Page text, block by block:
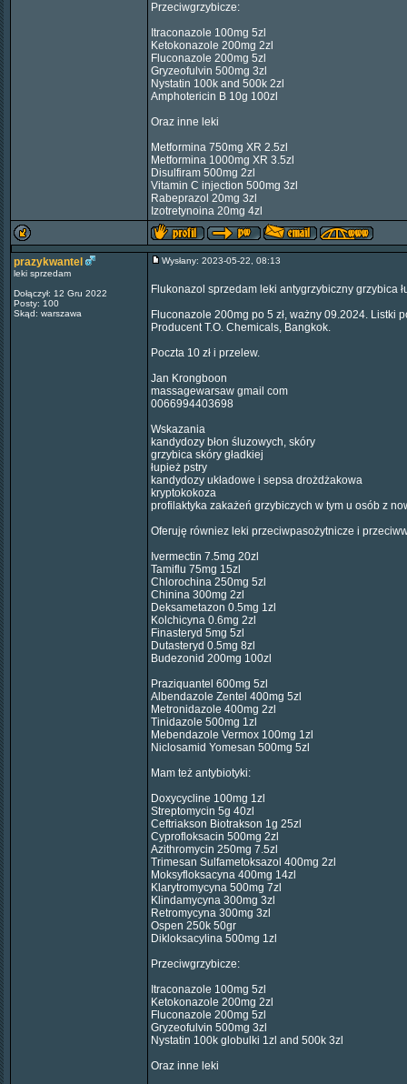
Przeciwgrzybicze:
Itraconazole 100mg 5zl
Ketokonazole 200mg 2zl
Fluconazole 200mg 5zl
Gryzeofulvin 500mg 3zl
Nystatin 100k and 500k 2zl
Amphotericin B 10g 100zl
Oraz inne leki
Metformina 750mg XR 2.5zl
Metformina 1000mg XR 3.5zl
Disulfiram 500mg 2zl
Vitamin C injection 500mg 3zl
Rabeprazol 20mg 3zl
Izotretynoina 20mg 4zl
prazykwantel
leki sprzedam
Dołączył: 12 Gru 2022
Posty: 100
Skąd: warszawa
Wysłany: 2023-05-22, 08:13
Flukonazol sprzedam leki antygrzybiczny grzybica
Fluconazole 200mg po 5 zł, ważny 09.2024. Listki
Producent T.O. Chemicals, Bangkok.
Poczta 10 zł i przelew.
Jan Krongboon
massagewarsaw gmail com
0066994403698
Wskazania
kandydozy błon śluzowych, skóry
grzybica skóry gładkiej
łupież pstry
kandydozy układowe i sepsa drożdżakowa
kryptokokoza
profilaktyka zakażeń grzybiczych w tym u osób z
Oferuję równiez leki przeciwpasożytnicze i
Ivermectin 7.5mg 20zl
Tamiflu 75mg 15zl
Chlorochina 250mg 5zl
Chinina 300mg 2zl
Deksametazon 0.5mg 1zl
Kolchicyna 0.6mg 2zl
Finasteryd 5mg 5zl
Dutasteryd 0.5mg 8zl
Budezonid 200mg 100zl
Praziquantel 600mg 5zl
Albendazole Zentel 400mg 5zl
Metronidazole 400mg 2zl
Tinidazole 500mg 1zl
Mebendazole Vermox 100mg 1zl
Niclosamid Yomesan 500mg 5zl
Mam też antybiotyki:
Doxycycline 100mg 1zl
Streptomycin 5g 40zl
Ceftriakson Biotrakson 1g 25zl
Cyprofloksacin 500mg 2zl
Azithromycin 250mg 7.5zl
Trimesan Sulfametoksazol 400mg 2zl
Moksyfloksacyna 400mg 14zl
Klarytromycyna 500mg 7zl
Klindamycyna 300mg 3zl
Retromycyna 300mg 3zl
Ospen 250k 50gr
Dikloksacylina 500mg 1zl
Przeciwgrzybicze:
Itraconazole 100mg 5zl
Ketokonazole 200mg 2zl
Fluconazole 200mg 5zl
Gryzeofulvin 500mg 3zl
Nystatin 100k globulki 1zl and 500k 3zl
Oraz inne leki